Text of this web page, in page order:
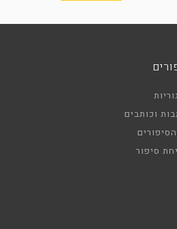
וכותבים
סיפור